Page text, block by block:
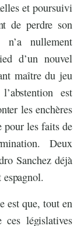
et poursuivi
de perdre son
n’a nullement
d’un nouvel
maître du jeu
est
les enchères
pour les faits de
Deux
Sanchez déjà
est que, tout en
législatives